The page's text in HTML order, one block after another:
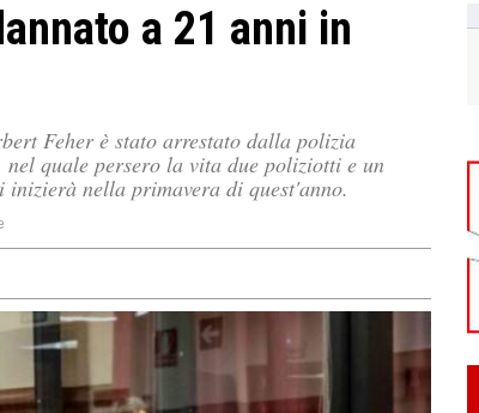
a 21 anni in
Feher è stato arrestato dalla polizia
quale persero la vita due poliziotti e un
inizierà nella primavera di quest'anno.